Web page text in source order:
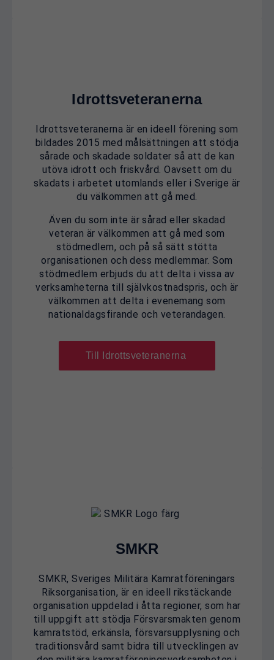
Idrottsveteranerna
Idrottsveteranerna är en ideell förening som
bildades 2015 med målsättningen att stödja
sårade och skadade soldater så att de kan
utöva idrott och friskvård. Oavsett om du
skadats i arbetet utomlands eller i Sverige är
du välkommen att gå med.
Även du som inte är sårad eller skadad
veteran är välkommen att gå med som
stödmedlem, och på så sätt stötta
organisationen och dess medlemmar. Som
stödmedlem erbjuds du att delta i vissa av
verksamheterna till självkostnadspris, och är
välkommen att delta i evenemang som
nationaldagsfirande och veterandagen.
Till Idrottsveteranerna
SMKR
SMKR, Sveriges Militära Kamratföreningars
Riksorganisation, är en ideell rikstäckande
organisation uppdelad i åtta regioner, som har
till uppgift att stödja Försvarsmakten genom
kamratstöd, erkänsla, försvarsupplysning och
traditionsvård samt bidra till utvecklingen av